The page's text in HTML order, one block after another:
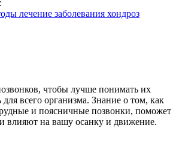
лечение заболевания хондроз
чтобы лучше понимать их
всего организма. Знание о том, как
и поясничные позвонки, поможет
влияют на вашу осанку и движение.